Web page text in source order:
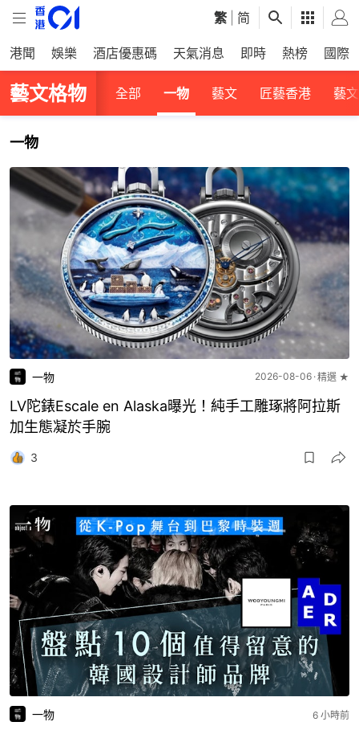
繁 简
港聞 娛樂 酒店優惠碼 天氣消息 即時 熱榜 國際
藝文格物 全部 一物 藝文 匠藝香港 藝
一物
一物 2026-08-06 精選 ★
LV陀錶Escale en Alaska曝光！純手工雕琢將阿拉斯
加生態凝於手腕
3
一物 6 小時前